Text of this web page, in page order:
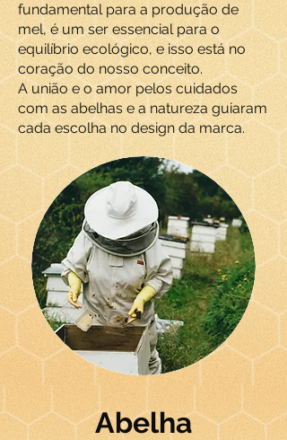
fundamental para a produção de
mel, é um ser essencial para o
equilíbrio ecológico, e isso está no
coração do nosso conceito.
A união e o amor pelos cuidados
com as abelhas e a natureza guiaram
cada escolha no design da marca.
Abelha